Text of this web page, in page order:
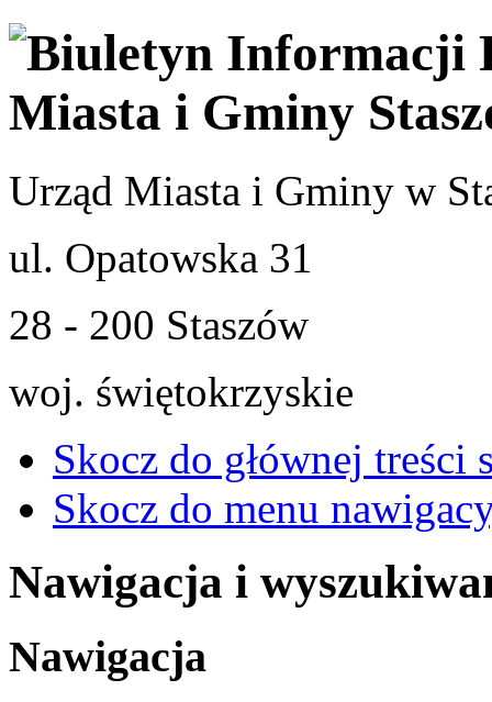
Urząd Miasta i Gminy w
ul. Opatowska 31
28 - 200 Staszów
woj. świętokrzyskie
Skocz do głównej treści
Skocz do menu
Nawigacja i
Nawigacja